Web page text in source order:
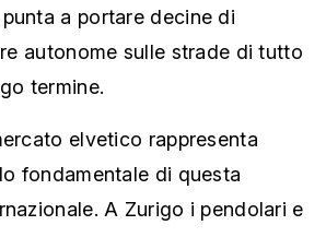
a portare decine di
autonome sulle strade di tutto
termine.
elvetico rappresenta
fondamentale di questa
A Zurigo i pendolari e